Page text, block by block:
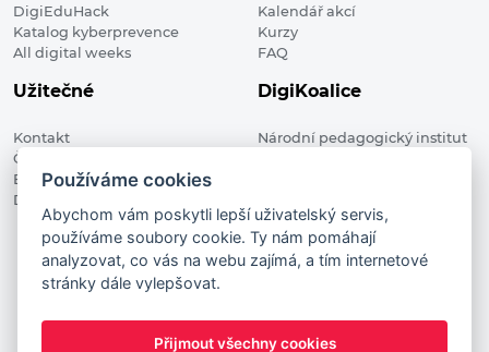
DigiEduHack
Katalog kyberprevence
All digital weeks
Kalendář akcí
Kurzy
FAQ
Užitečné
Kontakt
Členské organizace
Blog
Digitalizace ve vzdělávání
DigiKoalice
Národní pedagogický institut
DigiKoalice 2021. All rights reserved
Vstup do administrace
This project has received funding from the European
Commission Innovation and Networks Executive Agency (now
Používáme cookies
Abychom vám poskytli lepší uživatelský servis,
používáme soubory cookie. Ty nám pomáhají
analyzovat, co vás na webu zajímá, a tím internetové
stránky dále vylepšovat.
Přijmout všechny cookies